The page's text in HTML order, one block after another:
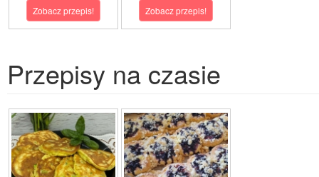
Zobacz przepis! Zobacz przepis!
Przepisy na czasie